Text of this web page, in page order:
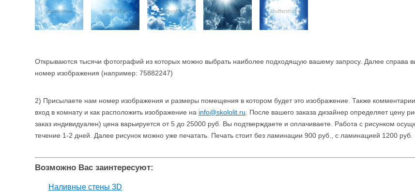
Открываются тысячи фотографий из которых можно выбрать наиболее подходящую вашему запросу. Далее справа
номер изображения (например: 75882247)
2) Присылаете нам номер изображения и размеры помещения в котором будет это изображение. Также
вход в комнату и как расположить изображение на info@skololit.ru. После вашего заказа дизайнер определяет цену
заказ индивидуален) цена варьируется от 5 до 25000 руб. Вы подтверждаете и оплачиваете. Работа с рисунком
течение 1-2 дней. Далее рисунок можно уже печатать. Печать стоит без ламинации 900 руб., с ламинацией 1200 руб.
Возможно Вас заинтересуют:
Наливные стены 3D